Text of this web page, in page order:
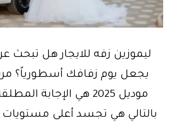
ليموزين زفه للايجار هل تبحث
يجعل يوم زفافك أسطورياً؟
بالتالي هي تجسد أعلى مستويات